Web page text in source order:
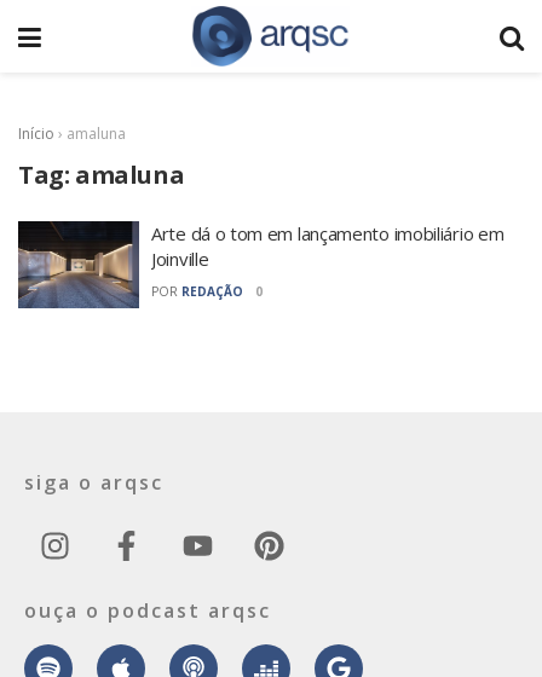
Início › amaluna
Tag: amaluna
Arte dá o tom em lançamento imobiliário em
Joinville
POR REDAÇÃO 0
siga o arqsc
ouça o podcast arqsc